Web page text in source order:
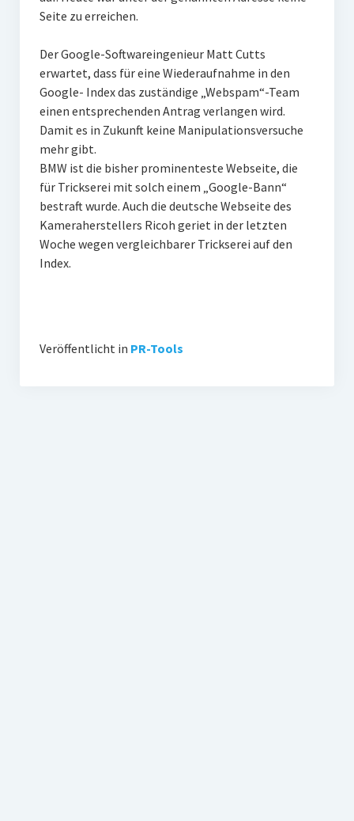
Seite zu erreichen.
Der Google-Softwareingenieur Matt Cutts
erwartet, dass für eine Wiederaufnahme in den
Google- Index das zuständige „Webspam“-Team
einen entsprechenden Antrag verlangen wird.
Damit es in Zukunft keine Manipulationsversuche
mehr gibt.
BMW ist die bisher prominenteste Webseite, die
für Trickserei mit solch einem „Google-Bann“
bestraft wurde. Auch die deutsche Webseite des
Kameraherstellers Ricoh geriet in der letzten
Woche wegen vergleichbarer Trickserei auf den
Index.
Veröffentlicht in PR-Tools